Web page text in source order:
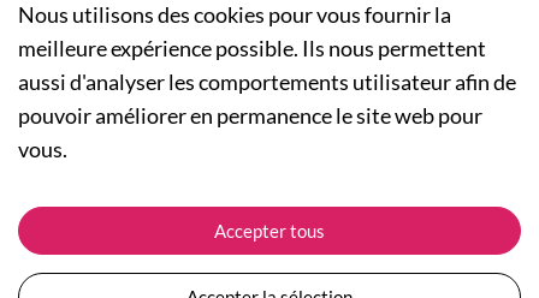
A PROPOS
Qui sommes-nous ?
Actualités
Nos engagements
Plan du site
Collection Femme
Collection Enfants
Les Totebags
ASSISTANCE
Suivre ma commande
Expédition et livraison
Nous utilisons des cookies pour vous fournir la
meilleure expérience possible. Ils nous permettent
aussi d'analyser les comportements utilisateur afin de
pouvoir améliorer en permanence le site web pour
vous.
Accepter tous